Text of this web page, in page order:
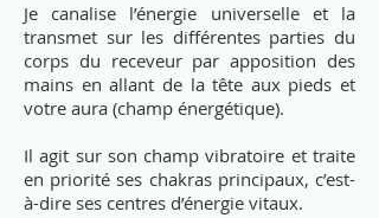
Je canalise l’énergie universelle et la
transmet sur les différentes parties du
corps du receveur par apposition des
mains en allant de la tête aux pieds et
votre aura (champ énergétique).
Il agit sur son champ vibratoire et traite
en priorité ses chakras principaux, c’est-
à-dire ses centres d’énergie vitaux.